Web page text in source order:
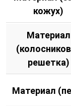
кожух)
Материал
решетка)
Материал